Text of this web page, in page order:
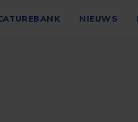
NIEUWS